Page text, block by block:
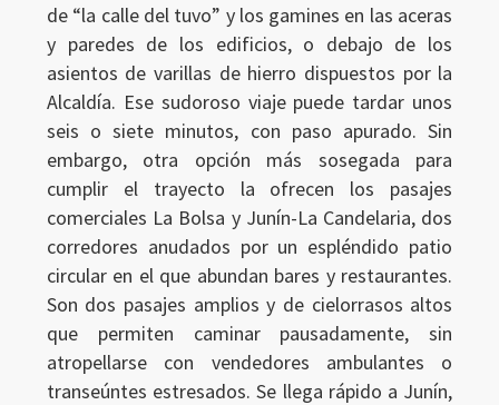
de “la calle del tuvo” y los gamines en las aceras
y paredes de los edificios, o debajo de los
asientos de varillas de hierro dispuestos por la
Alcaldía. Ese sudoroso viaje puede tardar unos
seis o siete minutos, con paso apurado. Sin
embargo, otra opción más sosegada para
cumplir el trayecto la ofrecen los pasajes
comerciales La Bolsa y Junín-La Candelaria, dos
corredores anudados por un espléndido patio
circular en el que abundan bares y restaurantes.
Son dos pasajes amplios y de cielorrasos altos
que permiten caminar pausadamente, sin
atropellarse con vendedores ambulantes o
transeúntes estresados. Se llega rápido a Junín,